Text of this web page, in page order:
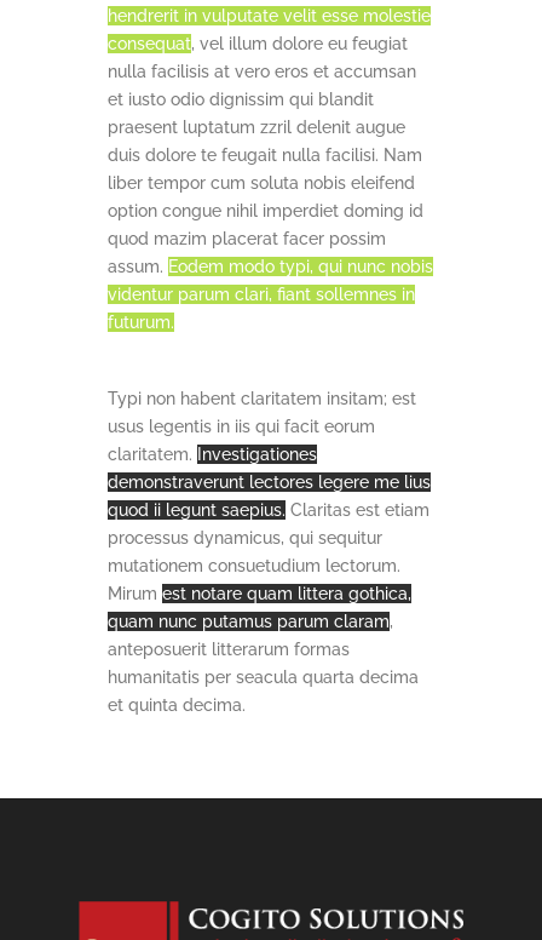
hendrerit in vulputate velit esse molestie
consequat, vel illum dolore eu feugiat
nulla facilisis at vero eros et accumsan
et iusto odio dignissim qui blandit
praesent luptatum zzril delenit augue
duis dolore te feugait nulla facilisi. Nam
liber tempor cum soluta nobis eleifend
option congue nihil imperdiet doming id
quod mazim placerat facer possim
assum. Eodem modo typi, qui nunc nobis
videntur parum clari, fiant sollemnes in
futurum.
Typi non habent claritatem insitam; est
usus legentis in iis qui facit eorum
claritatem.
Investigationes
demonstraverunt lectores legere me lius
quod ii legunt saepius. Claritas est etiam
processus dynamicus, qui sequitur
mutationem consuetudium lectorum.
Mirum est notare quam littera gothica,
quam nunc putamus parum claram,
anteposuerit litterarum formas
humanitatis per seacula quarta decima
et quinta decima.